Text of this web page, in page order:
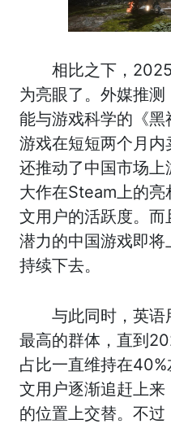
相比之下，
为亮眼了。外媒推
能与游戏科学的《
游戏在短短两个月
还推动了中国市场
大作在Steam上的亮
文用户的活跃度。
潜力的中国游戏即
持续下去。
与此同时，英
最高的群体，直到
占比一直维持在
文用户逐渐追赶上
的位置上交替。不